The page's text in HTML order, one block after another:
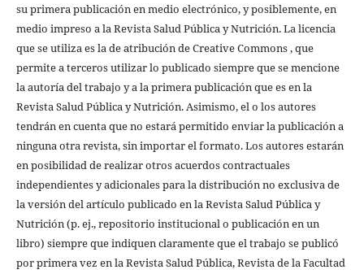
su primera publicación en medio electrónico, y posiblemente, en
medio impreso a la Revista Salud Pública y Nutrición. La licencia
que se utiliza es la de atribución de Creative Commons , que
permite a terceros utilizar lo publicado siempre que se mencione
la autoría del trabajo y a la primera publicación que es en la
Revista Salud Pública y Nutrición. Asimismo, el o los autores
tendrán en cuenta que no estará permitido enviar la publicación a
ninguna otra revista, sin importar el formato. Los autores estarán
en posibilidad de realizar otros acuerdos contractuales
independientes y adicionales para la distribución no exclusiva de
la versión del artículo publicado en la Revista Salud Pública y
Nutrición (p. ej., repositorio institucional o publicación en un
libro) siempre que indiquen claramente que el trabajo se publicó
por primera vez en la Revista Salud Pública, Revista de la Facultad